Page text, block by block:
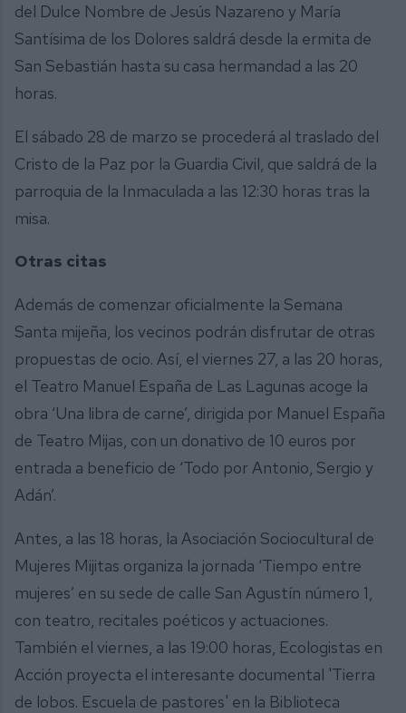
del Dulce Nombre de Jesús Nazareno y María
Santísima de los Dolores saldrá desde la ermita de
San Sebastián hasta su casa hermandad a las 20
horas.
El sábado 28 de marzo se procederá al traslado del
Cristo de la Paz por la Guardia Civil, que saldrá de la
parroquia de la Inmaculada a las 12:30 horas tras la
misa.
Otras citas
Además de comenzar oficialmente la Semana
Santa mijeña, los vecinos podrán disfrutar de otras
propuestas de ocio. Así, el viernes 27, a las 20 horas,
el Teatro Manuel España de Las Lagunas acoge la
obra ‘Una libra de carne’, dirigida por Manuel España
de Teatro Mijas, con un donativo de 10 euros por
entrada a beneficio de ‘Todo por Antonio, Sergio y
Adán’.
Antes, a las 18 horas, la Asociación Sociocultural de
Mujeres Mijitas organiza la jornada ‘Tiempo entre
mujeres’ en su sede de calle San Agustín número 1,
con teatro, recitales poéticos y actuaciones.
También el viernes, a las 19:00 horas, Ecologistas en
Acción proyecta el interesante documental 'Tierra
de lobos. Escuela de pastores' en la Biblioteca